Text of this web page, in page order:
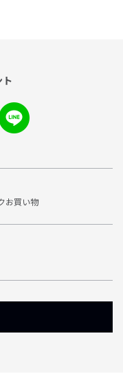
ト
お買い物